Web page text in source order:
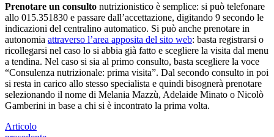
Prenotare un consulto nutrizionistico è semplice: si può telefonare
allo 015.351830 e passare dall’accettazione, digitando 9 secondo le
indicazioni del centralino automatico. Si può anche prenotare in
autonomia attraverso l’area apposita del sito web: basta registrarsi o
ricollegarsi nel caso lo si abbia già fatto e scegliere la visita dal menu
a tendina. Nel caso si sia al primo consulto, basta scegliere la voce
“Consulenza nutrizionale: prima visita”. Dal secondo consulto in poi
si resta in carico allo stesso specialista e quindi bisognerà prenotare
selezionando il nome di Melania Mazzù, Adelaide Minato o Nicolò
Gamberini in base a chi si è incontrato la prima volta.
Articolo